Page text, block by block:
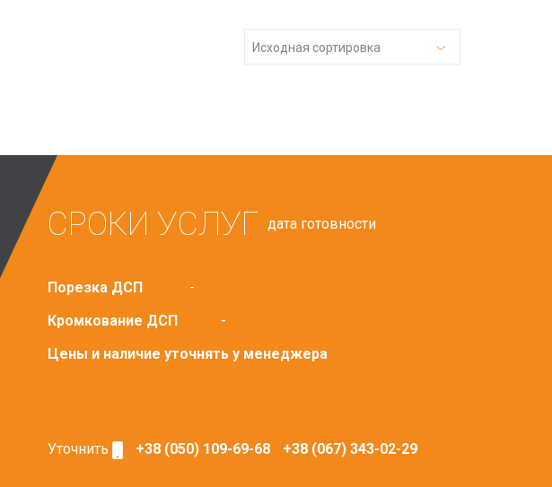
Исходная сортировка
СРОКИ УСЛУГ дата готовности
Порезка ДСП
-
Кромкование ДСП
-
Цены и наличие уточнять у менеджера
Уточнить +38 (050) 109-69-68 +38 (067) 343-02-29